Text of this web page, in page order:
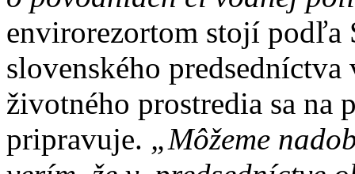
envirorezortom stojí podľa
slovenského
životného prostredia sa na
pripravuje. „Môžeme